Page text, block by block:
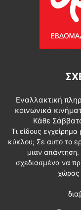
Εναλλακτική
κοινωνικά
Κάθε
Τι είδους
κύκλου; Σε αυτό το
μιαν
σχεδιασμένα να
χώρας